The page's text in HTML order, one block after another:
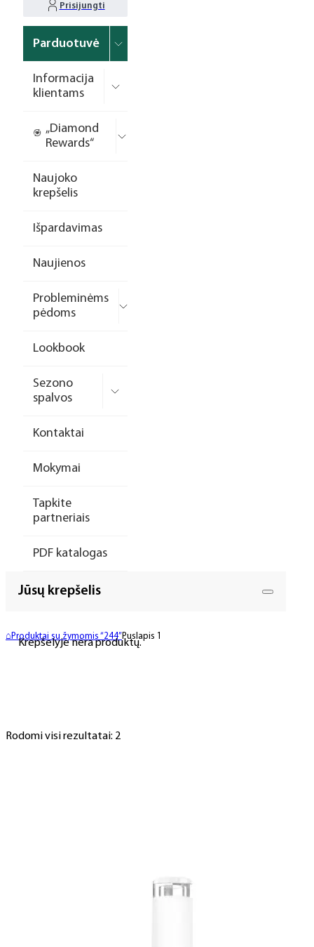
Prisijungti
Parduotuvė
Informacija
klientams
„Diamond
Rewards“
Naujoko
krepšelis
Išpardavimas
Naujienos
Probleminėms
pėdoms
Lookbook
Sezono
spalvos
Kontaktai
Mokymai
Tapkite
partneriais
PDF katalogas
Jūsų krepšelis
Krepšelyje nėra produktų.
⌂ Produktai su žymomis “244” Puslapis 1
Rodomi visi rezultatai: 2